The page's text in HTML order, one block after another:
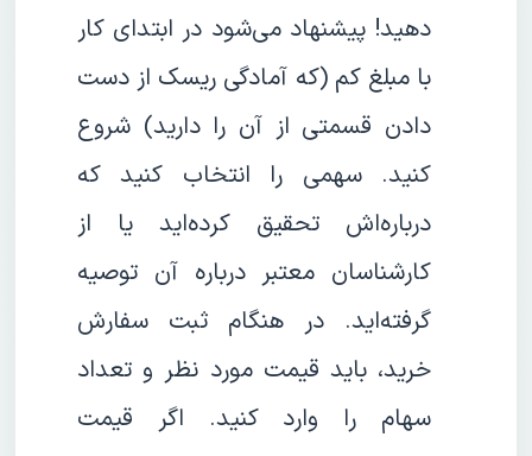
دهید! پیشنهاد می‌شود در ابتدای کار
با مبلغ کم (که آمادگی ریسک از دست
دادن قسمتی از آن را دارید) شروع
کنید. سهمی را انتخاب کنید که
درباره‌اش تحقیق کرده‌اید یا از
کارشناسان معتبر درباره آن توصیه
گرفته‌اید. در هنگام ثبت سفارش
خرید، باید قیمت مورد نظر و تعداد
سهام را وارد کنید. اگر قیمت